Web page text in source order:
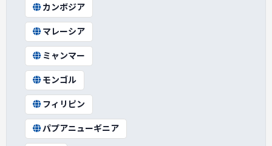
カンボジア
マレーシア
ミャンマー
モンゴル
フィリピン
パプアニューギニア